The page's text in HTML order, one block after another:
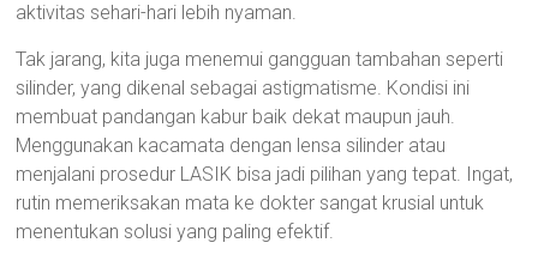
aktivitas sehari-hari lebih nyaman.
Tak jarang, kita juga menemui gangguan tambahan seperti
silinder, yang dikenal sebagai astigmatisme. Kondisi ini
membuat pandangan kabur baik dekat maupun jauh.
Menggunakan kacamata dengan lensa silinder atau
menjalani prosedur LASIK bisa jadi pilihan yang tepat. Ingat,
rutin memeriksakan mata ke dokter sangat krusial untuk
menentukan solusi yang paling efektif.